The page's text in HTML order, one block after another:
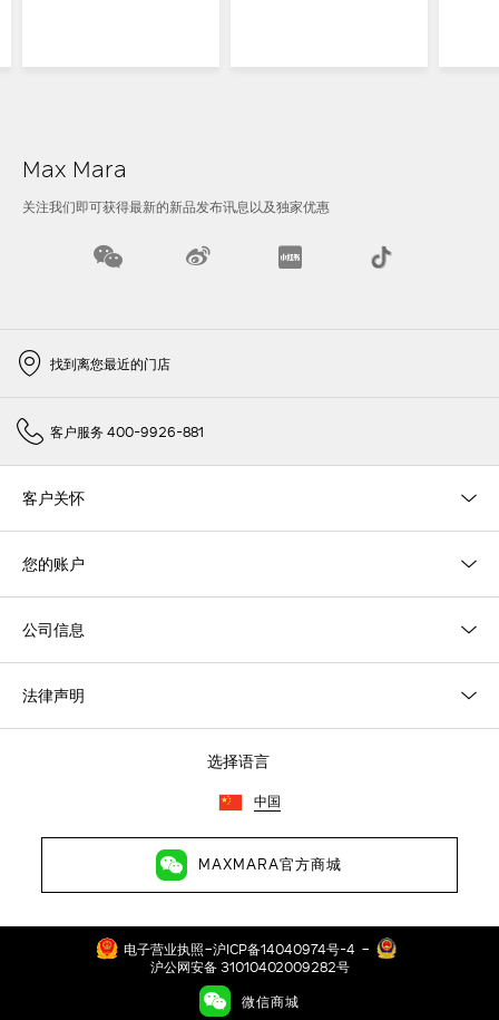
微信商城
Max Mara
关注我们即可获得最新的新品发布讯息以及独家优惠
找到离您最近的门店
客户服务 400-9926-881
客户关怀
您的账户
公司信息
法律声明
选择语言
中国
MAXMARA官方商城
电子营业执照- 沪ICP备14040974号-4 -
沪公网安备 31010402009282号
©2026琳玛（上海）贸易有限公司 保留所有权利 地址：上海市徐汇区
长乐路989号43层